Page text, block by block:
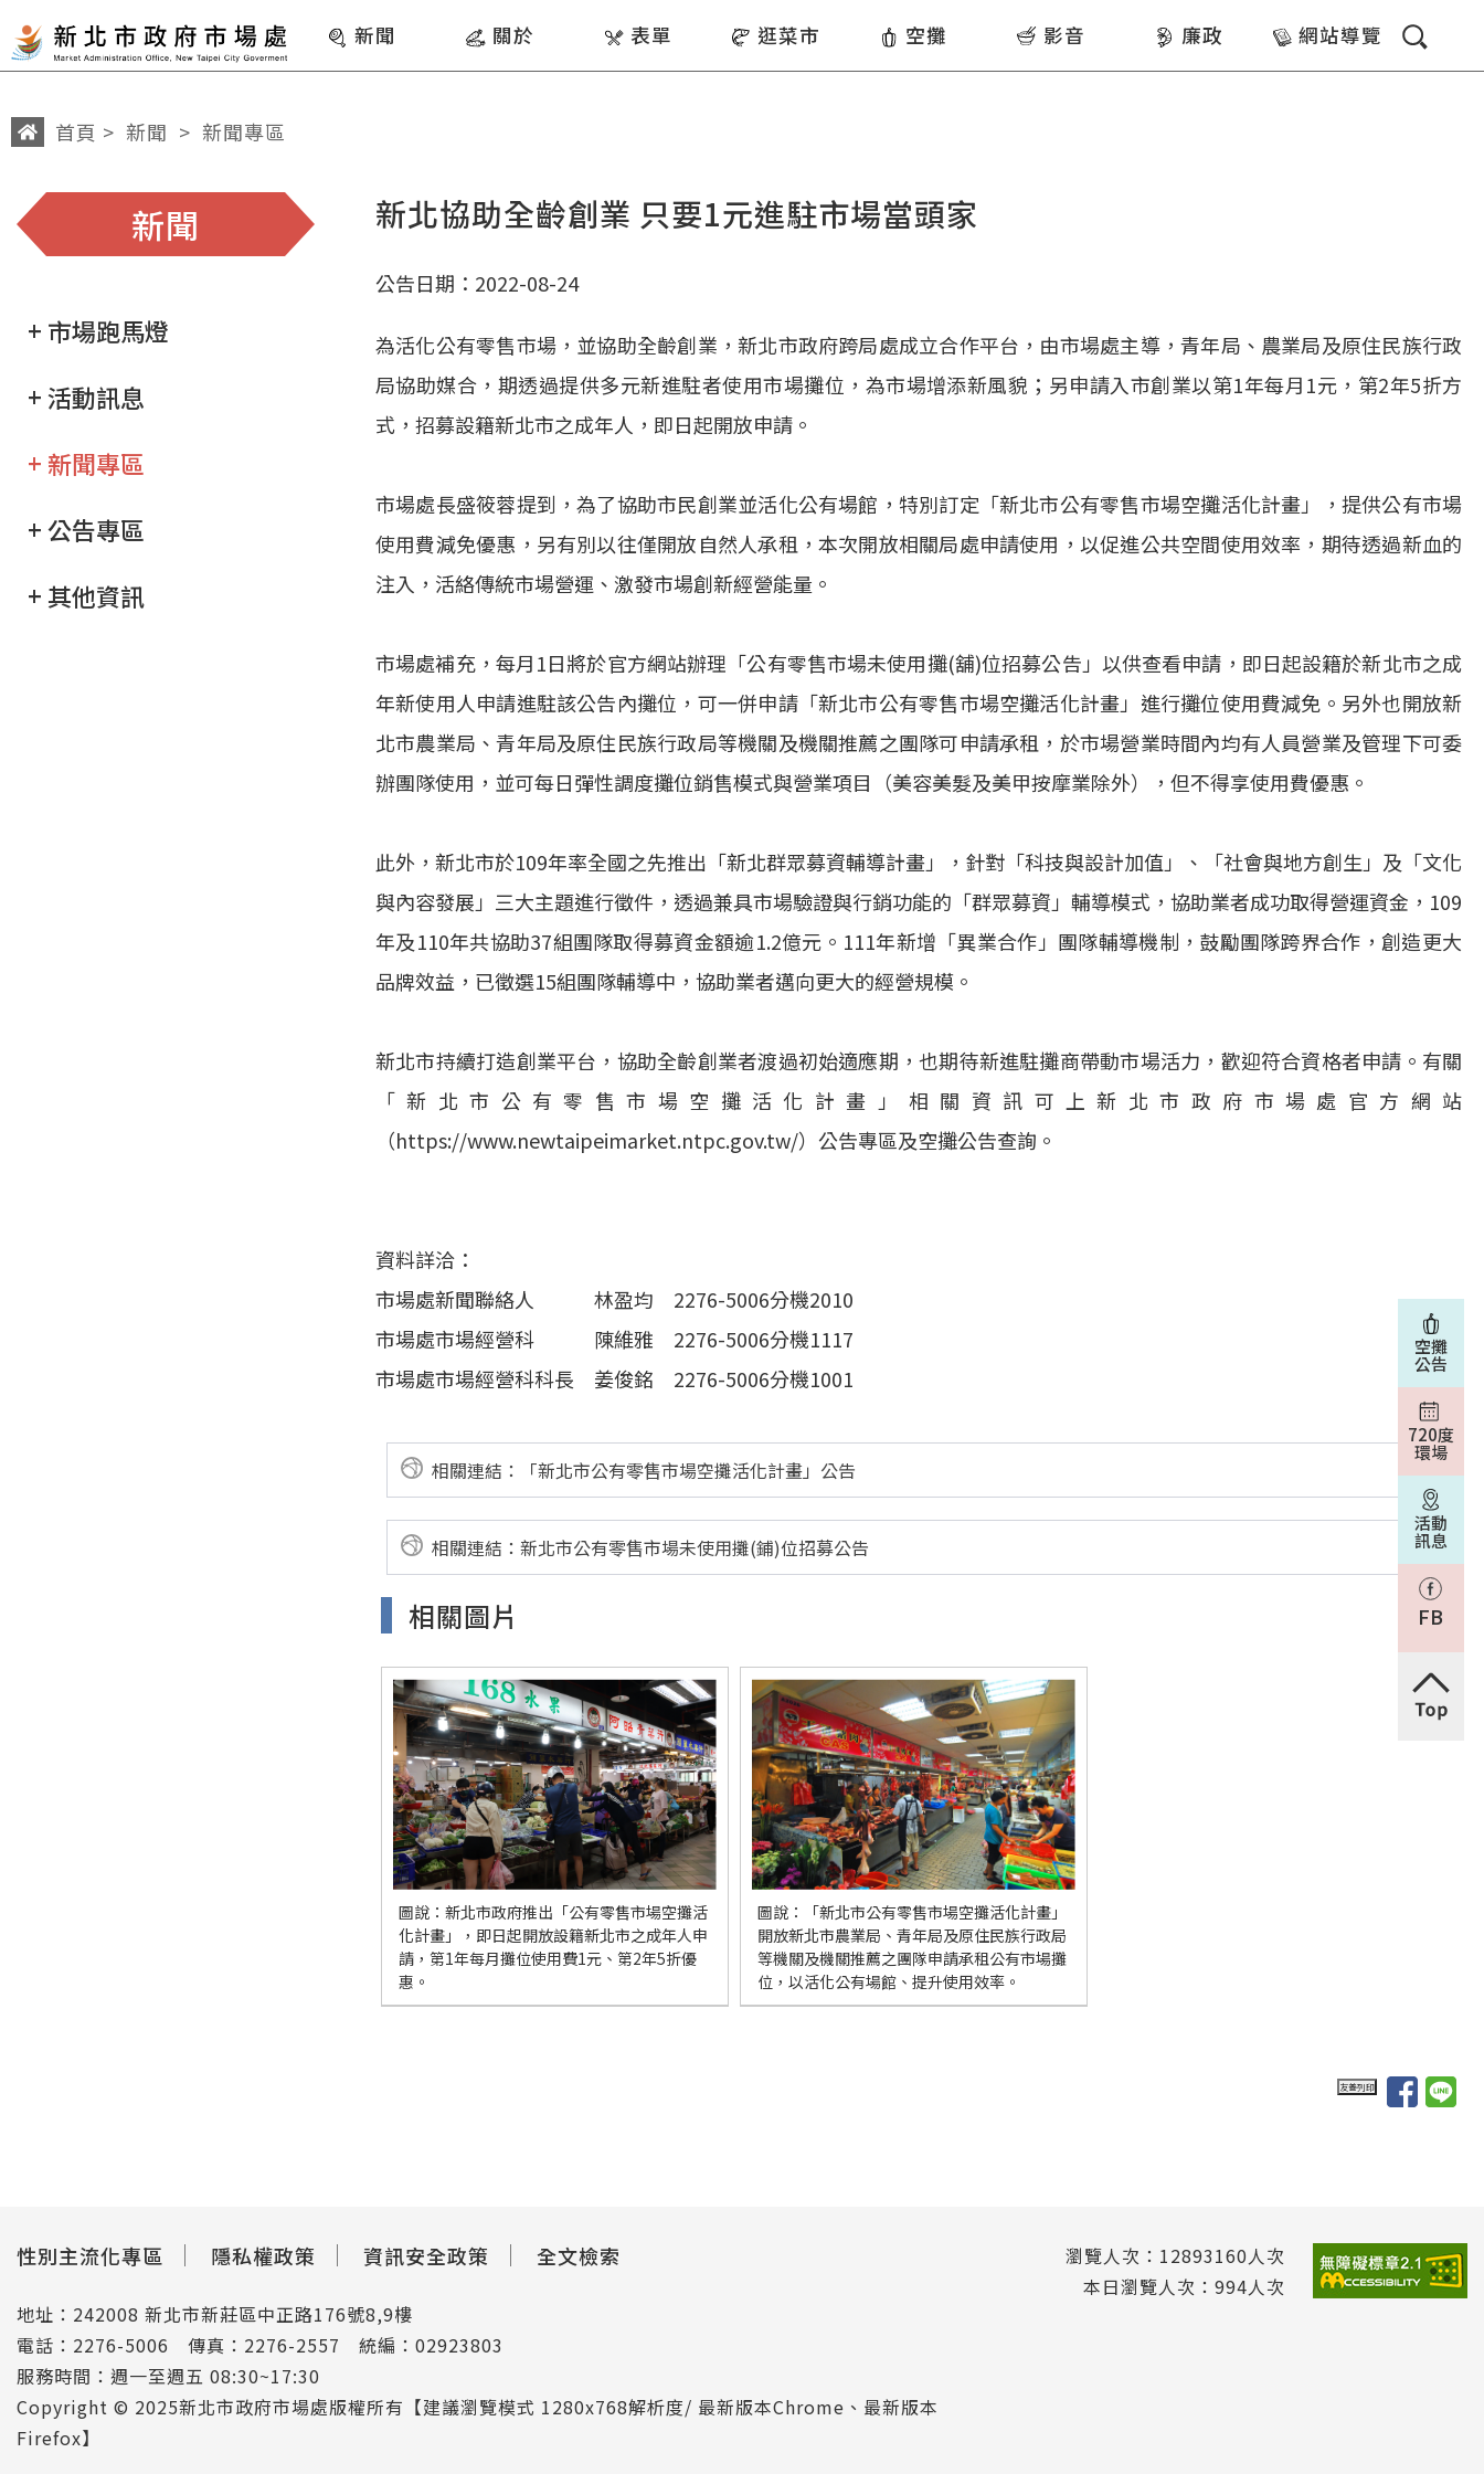
跳到主要內容
網站導覽 新聞 關於 表單 逛菜市 空攤 影音 廉政 網站導覽
首頁 > 新聞 > 新聞專區
新聞
+ 市場跑馬燈
+ 活動訊息
+ 新聞專區
+ 公告專區
+ 其他資訊
新北協助全齡創業 只要1元進駐市場當頭家
公告日期：2022-08-24
為活化公有零售市場，並協助全齡創業，新北市政府跨局處成立合作平台，由市場處主導，青年局、農業局及原住民族行政
局協助媒合，期透過提供多元新進駐者使用市場攤位，為市場增添新風貌；另申請入市創業以第1年每月1元，第2年5折方
式，招募設籍新北市之成年人，即日起開放申請。
市場處長盛筱蓉提到，為了協助市民創業並活化公有場館，特別訂定「新北市公有零售市場空攤活化計畫」，提供公有市場
使用費減免優惠，另有別以往僅開放自然人承租，本次開放相關局處申請使用，以促進公共空間使用效率，期待透過新血的
注入，活絡傳統市場營運、激發市場創新經營能量。
市場處補充，每月1日將於官方網站辦理「公有零售市場未使用攤(舖)位招募公告」以供查看申請，即日起設籍於新北市之成
年新使用人申請進駐該公告內攤位，可一併申請「新北市公有零售市場空攤活化計畫」進行攤位使用費減免。另外也開放新
北市農業局、青年局及原住民族行政局等機關及機關推薦之團隊可申請承租，於市場營業時間內均有人員營業及管理下可委
辦團隊使用，並可每日彈性調度攤位銷售模式與營業項目（美容美髮及美甲按摩業除外），但不得享使用費優惠。
此外，新北市於109年率全國之先推出「新北群眾募資輔導計畫」，針對「科技與設計加值」、「社會與地方創生」及「文化
與內容發展」三大主題進行徵件，透過兼具市場驗證與行銷功能的「群眾募資」輔導模式，協助業者成功取得營運資金，109
年及110年共協助37組團隊取得募資金額逾1.2億元。111年新增「異業合作」團隊輔導機制，鼓勵團隊跨界合作，創造更大
品牌效益，已徵選15組團隊輔導中，協助業者邁向更大的經營規模。
新北市持續打造創業平台，協助全齡創業者渡過初始適應期，也期待新進駐攤商帶動市場活力，歡迎符合資格者申請。有關
「新北市公有零售市場空攤活化計畫」相關資訊可上新北市政府市場處官方網站
（https://www.newtaipeimarket.ntpc.gov.tw/）公告專區及空攤公告查詢。
資料詳洽：
市場處新聞聯絡人 林盈均 2276-5006分機2010
市場處市場經營科 陳維雅 2276-5006分機1117
市場處市場經營科科長 姜俊銘 2276-5006分機1001
相關連結：「新北市公有零售市場空攤活化計畫」公告
相關連結：新北市公有零售市場未使用攤(鋪)位招募公告
相關圖片
圖說：新北市政府推出「公有零售市場空攤活
化計畫」，即日起開放設籍新北市之成年人申
請，第1年每月攤位使用費1元、第2年5折優
惠。
圖說：「新北市公有零售市場空攤活化計畫」
開放新北市農業局、青年局及原住民族行政局
等機關及機關推薦之團隊申請承租公有市場攤
位，以活化公有場館、提升使用效率。
性別主流化專區 隱私權政策 資訊安全政策 全文檢索
地址：242008 新北市新莊區中正路176號8,9樓
電話：2276-5006 傳真：2276-2557 統編：02923803
服務時間：週一至週五 08:30~17:30
Copyright © 2025新北市政府市場處版權所有【建議瀏覽模式 1280x768解析度/ 最新版本Chrome、最新版本
Firefox】
瀏覽人次：12893160人次
本日瀏覽人次：994人次
空攤
公告
720度
環場
活動
訊息
FB